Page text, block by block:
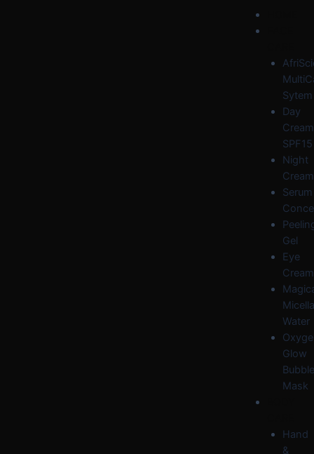
Sytem
Day
Cream
SPF15
Night
Cream
Serum
Gel
Eye
Cream
Water
Glow
Bubble
Mask
Hand
&
Menu